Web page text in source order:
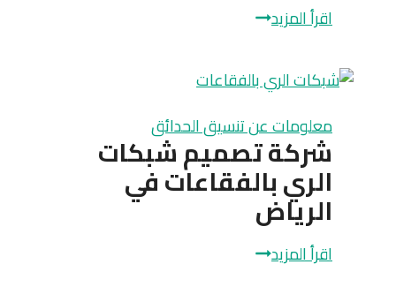
اقرأ المزيدثيل
الحل
الذكي
لتحديات
الزراعة
في
بيئة
الصحراوية
معلومات عن تنسيق الحدائق
شركة تصميم شبكات
الري بالفقاعات في
الرياض
اقرأ المزيدشركة